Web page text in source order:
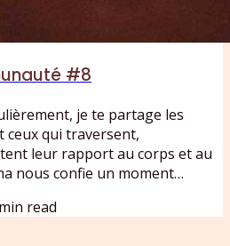
#8
je te partage les
ceux qui traversent,
leur rapport au corps et au
nous confie un moment
elle entame une
désillusion, prise de
read